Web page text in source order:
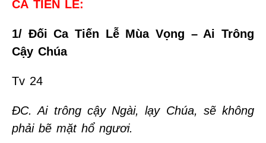
CA TIẾN LỄ:
1/ Đối Ca Tiến Lễ Mùa Vọng – Ai Trông
Cậy Chúa
Tv 24
ĐC. Ai trông cậy Ngài, lạy Chúa, sẽ không
phải bẽ mặt hổ ngươi.